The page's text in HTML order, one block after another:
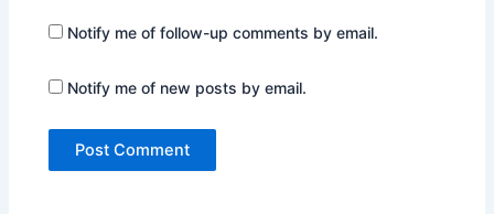
Notify me of follow-up comments by email.
Notify me of new posts by email.